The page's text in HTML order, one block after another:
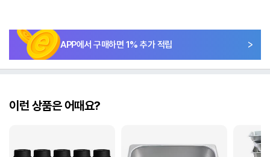
APP에서 구매하면 1% 추가 적립
이런 상품은 어때요?